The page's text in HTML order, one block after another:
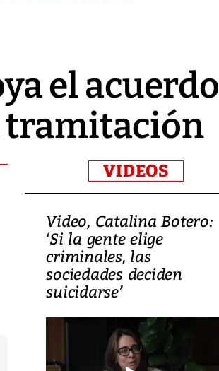
el acuerdo
tramitación
VIDEOS
Video, Catalina Botero:
‘Si la gente elige
criminales, las
sociedades deciden
suicidarse’